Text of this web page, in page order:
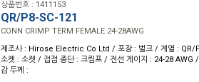
상품번호 : 1411153
QR/P8-SC-121
CONN CRIMP TERM FEMALE 24-28AWG
제조사 : Hirose Electric Co Ltd / 포장 : 벌크 / 계열 : QR/
소켓 : 소켓 / 접점 종단 : 크림프 / 전선 게이지 : 24-28 AWG
감 두께 :